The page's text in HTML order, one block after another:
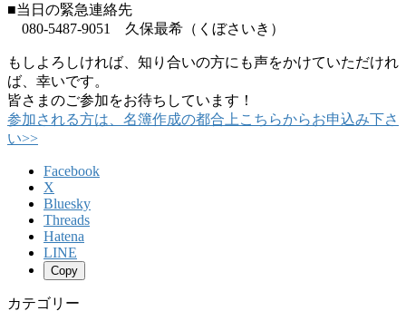
■当日の緊急連絡先
080-5487-9051 久保最希（くぼさいき）
もしよろしければ、知り合いの方にも声をかけていただけれ
ば、幸いです。
皆さまのご参加をお待ちしています！
参加される方は、名簿作成の都合上こちらからお申込み下さ
い>>
Facebook
X
Bluesky
Threads
Hatena
LINE
Copy
カテゴリー